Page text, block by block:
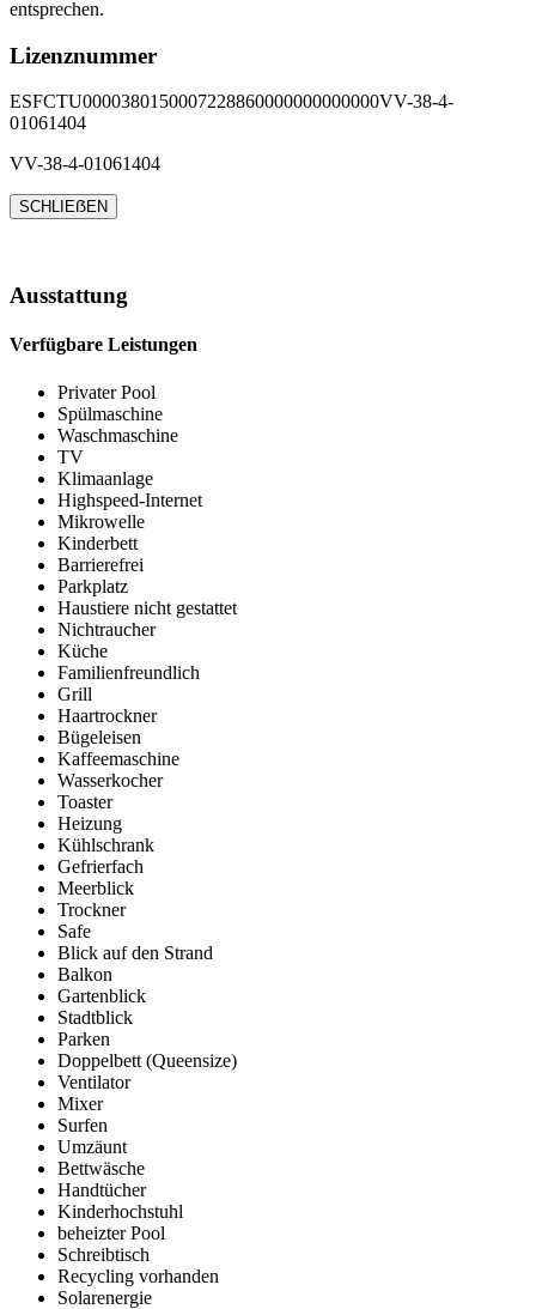
entsprechen.
Lizenznummer
ESFCTU0000380150007228860000000000000VV-38-4-
01061404
VV-38-4-01061404
SCHLIEẞEN
Ausstattung
Verfügbare Leistungen
Privater Pool
Spülmaschine
Waschmaschine
TV
Klimaanlage
Highspeed-Internet
Mikrowelle
Kinderbett
Barrierefrei
Parkplatz
Haustiere nicht gestattet
Nichtraucher
Küche
Familienfreundlich
Grill
Haartrockner
Bügeleisen
Kaffeemaschine
Wasserkocher
Toaster
Heizung
Kühlschrank
Gefrierfach
Meerblick
Trockner
Safe
Blick auf den Strand
Balkon
Gartenblick
Stadtblick
Parken
Doppelbett (Queensize)
Ventilator
Mixer
Surfen
Umzäunt
Bettwäsche
Handtücher
Kinderhochstuhl
beheizter Pool
Schreibtisch
Recycling vorhanden
Solarenergie